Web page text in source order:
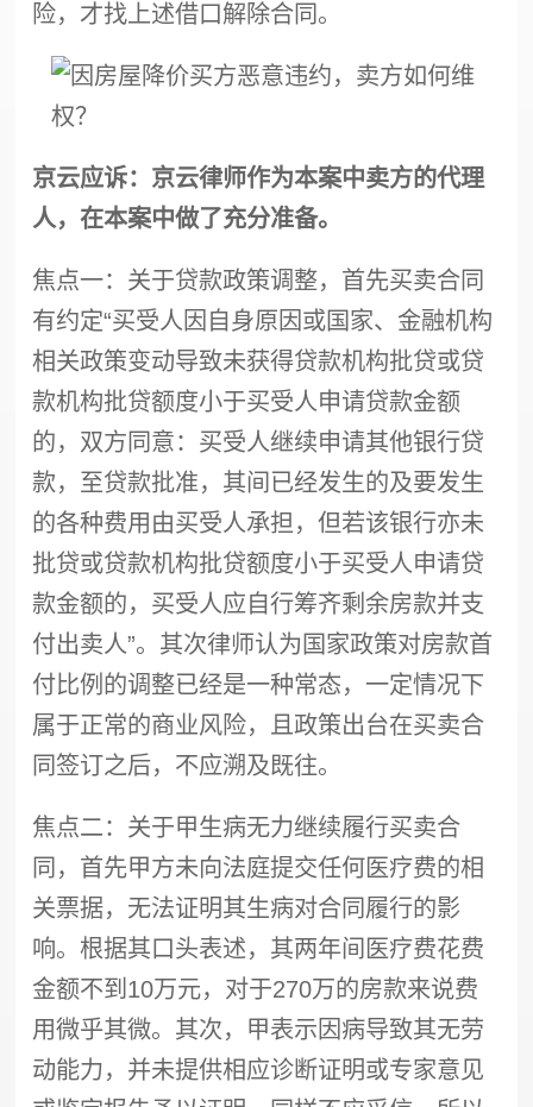
险，才找上述借口解除合同。
京云应诉：京云律师作为本案中卖方的代理
人，在本案中做了充分准备。
焦点一：关于贷款政策调整，首先买卖合同
有约定“买受人因自身原因或国家、金融机构
相关政策变动导致未获得贷款机构批贷或贷
款机构批贷额度小于买受人申请贷款金额
的，双方同意：买受人继续申请其他银行贷
款，至贷款批准，其间已经发生的及要发生
的各种费用由买受人承担，但若该银行亦未
批贷或贷款机构批贷额度小于买受人申请贷
款金额的，买受人应自行筹齐剩余房款并支
付出卖人”。其次律师认为国家政策对房款首
付比例的调整已经是一种常态，一定情况下
属于正常的商业风险，且政策出台在买卖合
同签订之后，不应溯及既往。
焦点二：关于甲生病无力继续履行买卖合
同，首先甲方未向法庭提交任何医疗费的相
关票据，无法证明其生病对合同履行的影
响。根据其口头表述，其两年间医疗费花费
金额不到10万元，对于270万的房款来说费
用微乎其微。其次，甲表示因病导致其无劳
动能力，并未提供相应诊断证明或专家意见